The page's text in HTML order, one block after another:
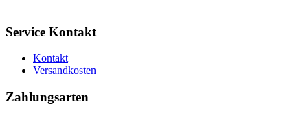
Service Kontakt
Kontakt
Versandkosten
Zahlungsarten